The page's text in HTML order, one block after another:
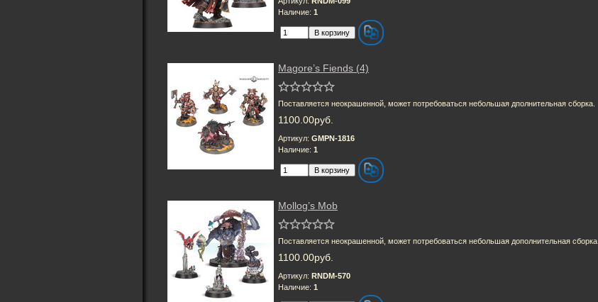
Наличие: 1
Magore’s Fiends (4)
Поставляется неокрашенной, может потребоваться небольшая дполнительная сборка.
1100.00руб.
Артикул: GMPN-1816
Наличие: 1
Mollog’s Mob
Поставляется неокрашенной, может потребоваться небольшая дополнительная сборка.
1100.00руб.
Артикул: RNDM-570
Наличие: 1